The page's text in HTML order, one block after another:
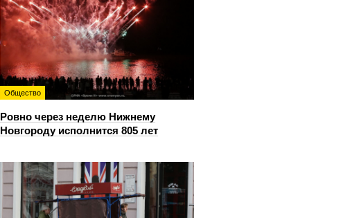
Общество
Ровно через неделю Нижнему
Новгороду исполнится 805 лет